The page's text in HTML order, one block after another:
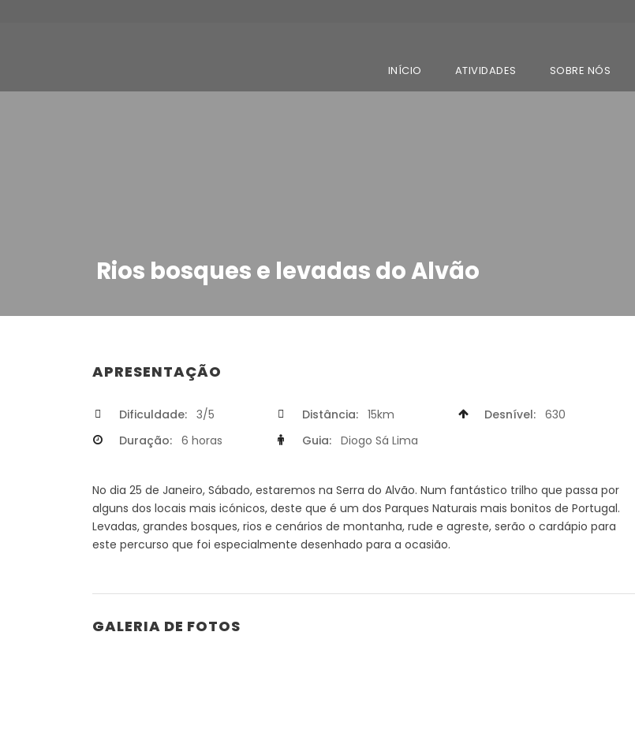
INÍCIO ATIVIDADES SOBRE NÓS
Rios bosques e levadas do Alvão
APRESENTAÇÃO
Dificuldade: 3/5 Distância: 15km Desnível:
630
Duração: 6 horas Guia: Diogo Sá Lima
No dia 25 de Janeiro, Sábado, estaremos na Serra do Alvão. Num fantástico trilho que passa por
alguns dos locais mais icónicos, deste que é um dos Parques Naturais mais bonitos de Portugal.
Levadas, grandes bosques, rios e cenários de montanha, rude e agreste, serão o cardápio para
este percurso que foi especialmente desenhado para a ocasião.
GALERIA DE FOTOS